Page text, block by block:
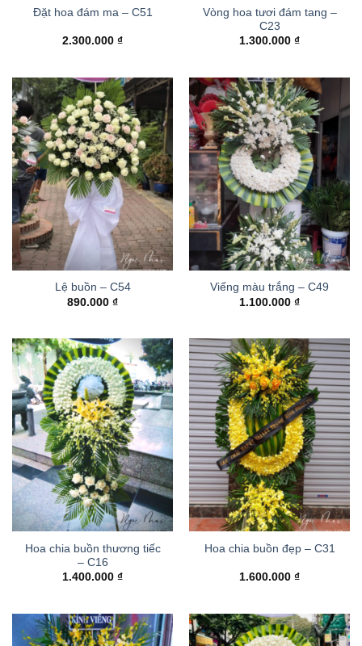
Đặt hoa đám ma – C51
2.300.000 ₫
Vòng hoa tươi đám tang –
C23
1.300.000 ₫
Lệ buồn – C54
890.000 ₫
Viếng màu trắng – C49
1.100.000 ₫
Hoa chia buồn thương tiếc
– C16
1.400.000 ₫
Hoa chia buồn đẹp – C31
1.600.000 ₫